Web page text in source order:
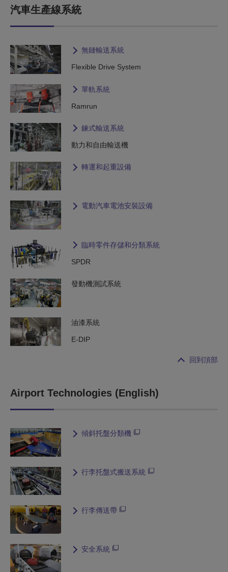
汽車生產線系統
無鏈輸送系統
Flexible Drive System
單軌系統
Ramrun
鍊式輸送系統
動力和自由輸送機
轉運和起重設備
電動汽車電池安裝設備
臨時零件存儲和分類系統
SPDR
發動機測試系統
油漆系統
E-DIP
回到頂部
Airport Technologies (English)
傾斜托盤分類機
行李托盤式搬送系統
行李傳送帶
安全系統